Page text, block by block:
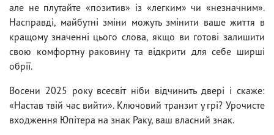
але не плутайте «позитив» із «легким» чи «незначним».
Насправді, майбутні зміни можуть змінити ваше життя в
кращому значенні цього слова, якщо ви готові залишити
свою комфортну раковину та відкрити для себе ширші
обрії.
Восени 2025 року всесвіт ніби відчинить двері і скаже:
«Настав твій час вийти». Ключовий транзит у грі? Урочисте
входження Юпітера на знак Раку, ваш власний знак.